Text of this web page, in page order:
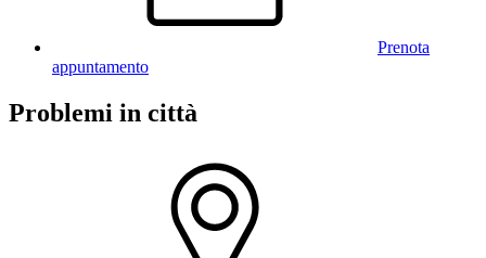
Prenota
appuntamento
Problemi in città